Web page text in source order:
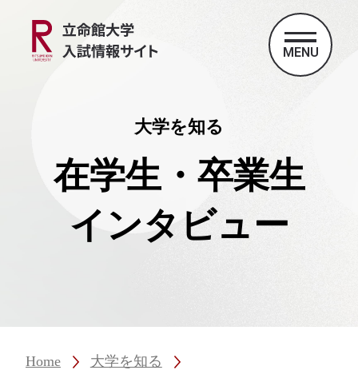
MENU
大学を知る
在学生・卒業生
インタビュー
Home
大学を知る